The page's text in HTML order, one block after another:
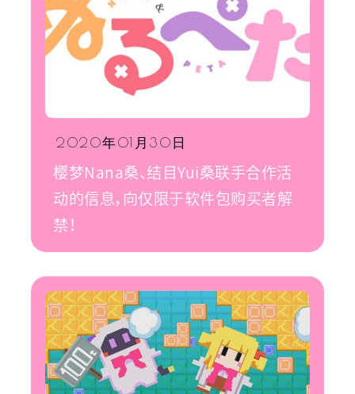
2020年01月30日
樱梦Nana桑、结目Yui桑联手合作活
动的信息，向仅限于软件包购买者解
禁！